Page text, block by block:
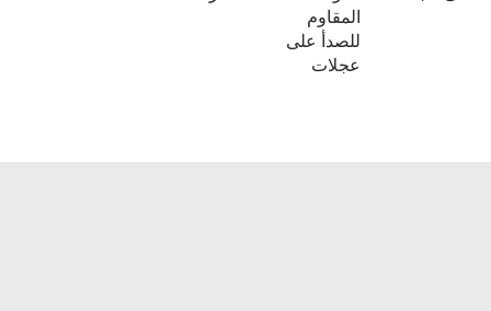
المقاوم
للصدأ على
عجلات